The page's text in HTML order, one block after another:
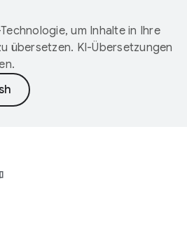
um Inhalte in Ihre
übersetzen. KI-Übersetzungen